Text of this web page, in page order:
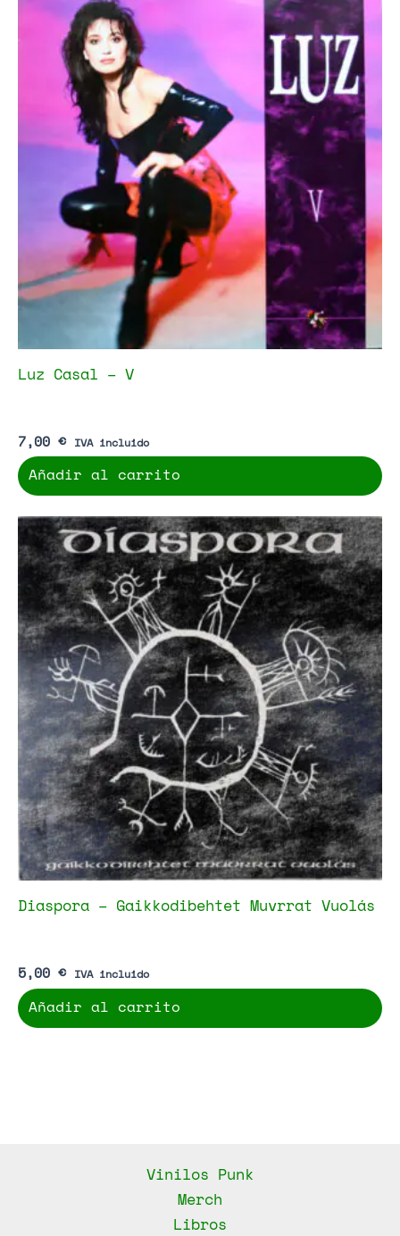
Luz Casal – V
7,00 € IVA incluido
Añadir al carrito
Diaspora – Gaikkodibehtet Muvrrat Vuolás
5,00 € IVA incluido
Añadir al carrito
Vinilos Punk
Merch
Libros